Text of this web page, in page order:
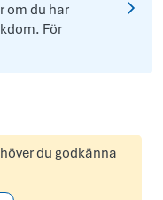
om du har
För
du godkänna